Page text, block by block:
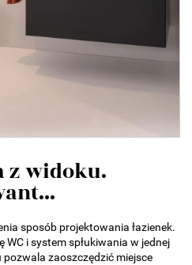
z widoku.
sposób projektowania łazienek.
WC i system spłukiwania w jednej
pozwala zaoszczędzić miejsce